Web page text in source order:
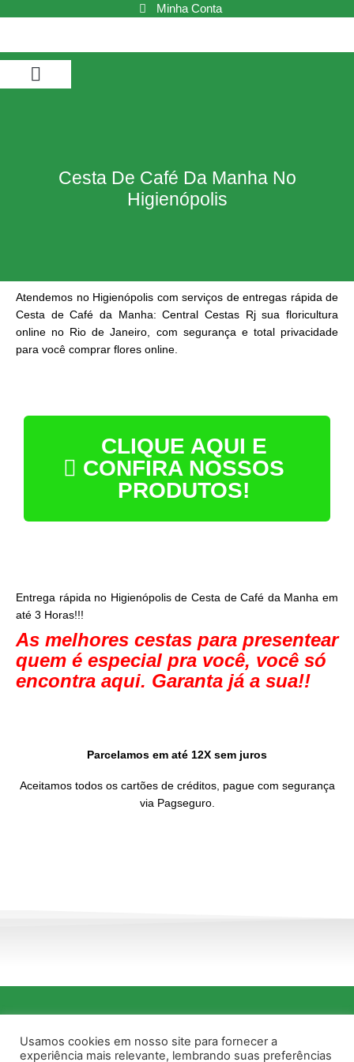
conteúdo
Minha Conta
Cesta De Café Da Manha No
Higienópolis
Atendemos no Higienópolis com serviços de entregas rápida de
Cesta de Café da Manha: Central Cestas Rj sua floricultura
online no Rio de Janeiro, com segurança e total privacidade
para você comprar flores online.
CLIQUE AQUI E
CONFIRA NOSSOS
PRODUTOS!
Entrega rápida no Higienópolis de Cesta de Café da Manha em
até 3 Horas!!!
As melhores cestas para presentear
quem é especial pra você, você só
encontra aqui. Garanta já a sua!!
Parcelamos em até 12X sem juros
Aceitamos todos os cartões de créditos, pague com segurança
via Pagseguro.
Atendemos 24H em todas as cidades do estado do Rio de Janeiro
Usamos cookies em nosso site para fornecer a
experiência mais relevante, lembrando suas preferências